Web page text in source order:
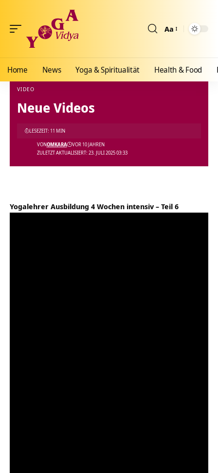
Aa
Home News Yoga & Spiritualität Health & Food
Yoga Vidya Blog - Yoga, Meditation und Ayurveda
VIDEO
Neue Videos
ZULETZT AKTUALISIERT: 23. JULI 2025 03:33
VONOMKARA VOR 10 JAHREN
LESEZEIT: 11 MIN
Yogalehrer Ausbildung 4 Wochen intensiv – Teil 6